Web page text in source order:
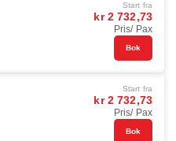
Start fra
kr 2 732,73
Pris/ Pax
Bok
Start fra
kr 2 732,73
Pris/ Pax
Bok